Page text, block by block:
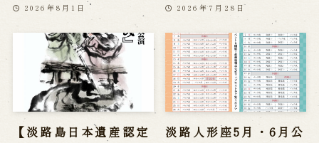
2026年8月1日 2026年7月28日
【淡路島日本遺産認定
淡路人形座5月・6月公